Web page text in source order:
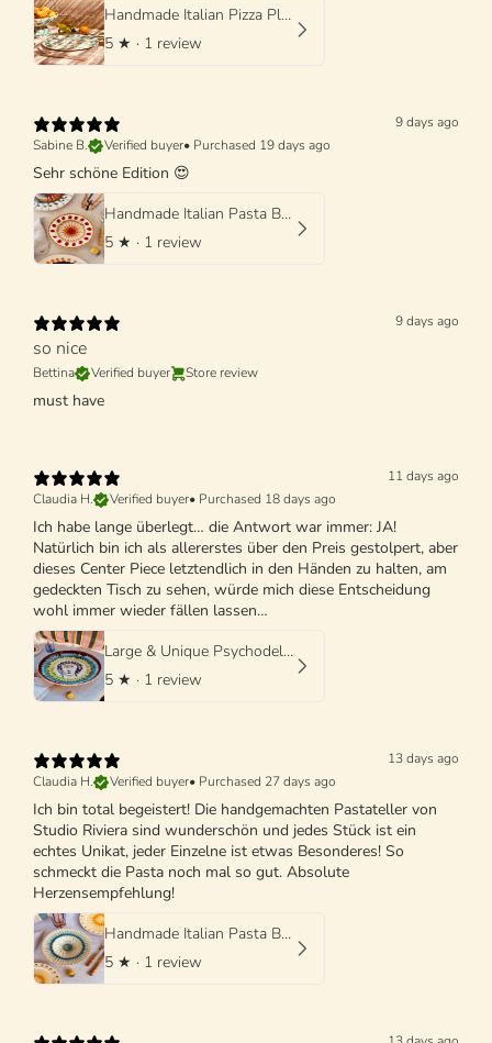
Handmade Italian Pizza Plate 33 cm | Schizzato Design
5 ★ · 1 review
9 days ago
Sabine B.
Verified buyer• Purchased 19 days ago
Sehr schöne Edition 😍
Handmade Italian Pasta Bowl 25 cm | Cappello di Prete "Mutti Edition"
5 ★ · 1 review
9 days ago
so nice
Bettina Verified buyer Store review
must have
11 days ago
Claudia H.
Verified buyer• Purchased 18 days ago
Ich habe lange überlegt… die Antwort war immer: JA!
Natürlich bin ich als allererstes über den Preis gestolpert, aber
dieses Center Piece letztendlich in den Händen zu halten, am
gedeckten Tisch zu sehen, würde mich diese Entscheidung
wohl immer wieder fällen lassen…
Large & Unique Psychodelic Viso Bowl - 42cm - One of a Kind
5 ★ · 1 review
13 days ago
Claudia H.
Verified buyer• Purchased 27 days ago
Ich bin total begeistert! Die handgemachten Pastateller von
Studio Riviera sind wunderschön und jedes Stück ist ein
echtes Unikat, jeder Einzelne ist etwas Besonderes! So
schmeckt die Pasta noch mal so gut. Absolute
Herzensempfehlung!
Handmade Italian Pasta Bowl 25 cm | Cappello di Prete
5 ★ · 1 review